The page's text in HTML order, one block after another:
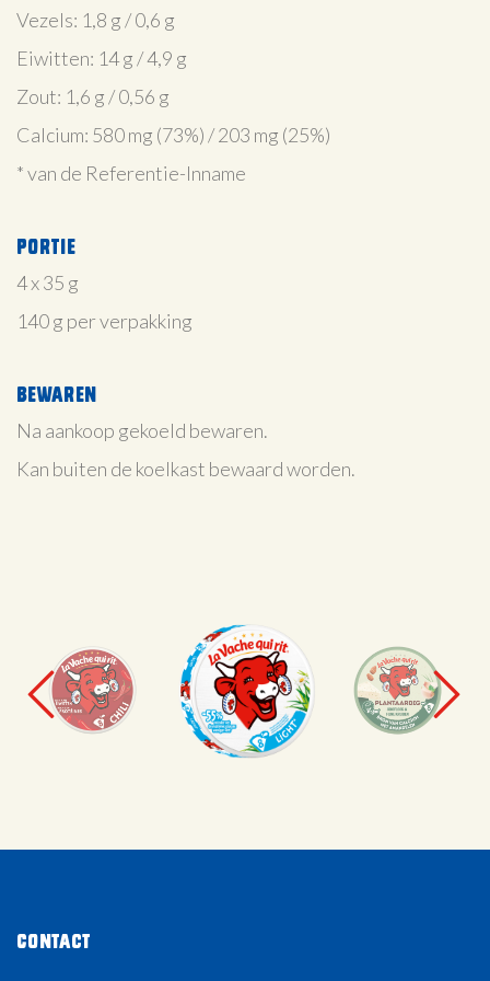
Vezels: 1,8 g / 0,6 g
Eiwitten: 14 g / 4,9 g
Zout: 1,6 g / 0,56 g
Calcium: 580 mg (73%) / 203 mg (25%)
* van de Referentie-Inname
Portie
4 x 35 g
140 g per verpakking
Bewaren
Na aankoop gekoeld bewaren.
Kan buiten de koelkast bewaard worden.
Contact